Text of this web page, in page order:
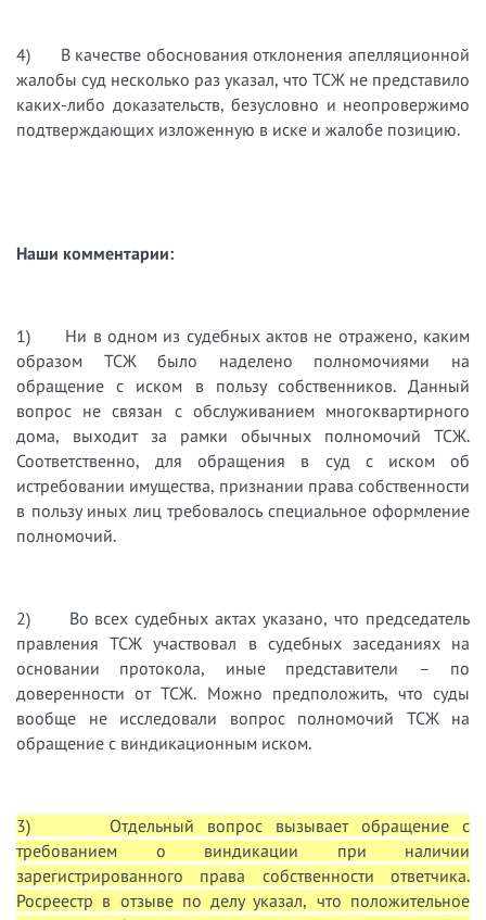
4) В качестве обоснования отклонения апелляционной
жалобы суд несколько раз указал, что ТСЖ не представило
каких-либо доказательств, безусловно и неопровержимо
подтверждающих изложенную в иске и жалобе позицию.
Наши комментарии:
1) Ни в одном из судебных актов не отражено, каким
образом ТСЖ было наделено полномочиями на
обращение с иском в пользу собственников. Данный
вопрос не связан с обслуживанием многоквартирного
дома, выходит за рамки обычных полномочий ТСЖ.
Соответственно, для обращения в суд с иском об
истребовании имущества, признании права собственности
в пользу иных лиц требовалось специальное оформление
полномочий.
2) Во всех судебных актах указано, что председатель
правления ТСЖ участвовал в судебных заседаниях на
основании протокола, иные представители – по
доверенности от ТСЖ. Можно предположить, что суды
вообще не исследовали вопрос полномочий ТСЖ на
обращение с виндикационным иском.
3) Отдельный вопрос вызывает обращение с
требованием о виндикации при наличии
зарегистрированного права собственности ответчика.
Росреестр в отзыве по делу указал, что положительное